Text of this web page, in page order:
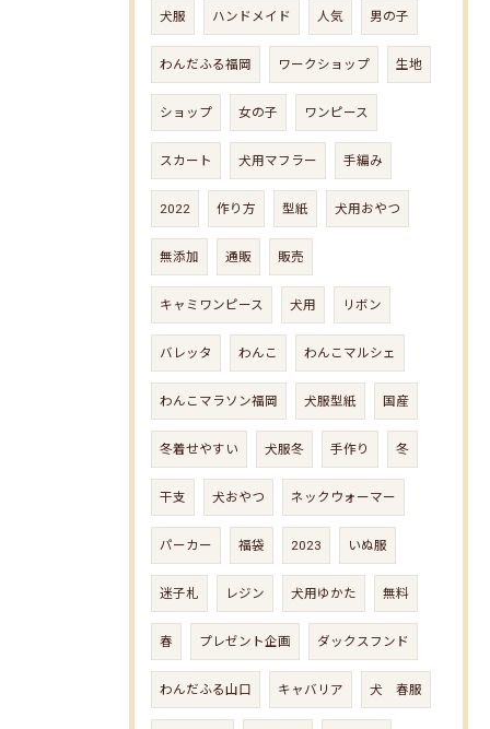
犬服 ハンドメイド 人気 男の子
わんだふる福岡 ワークショップ 生地
ショップ 女の子 ワンピース
スカート 犬用マフラー 手編み
2022 作り方 型紙 犬用おやつ
無添加 通販 販売
キャミワンピース 犬用 リボン
バレッタ わんこ わんこマルシェ
わんこマラソン福岡 犬服型紙 国産
冬着せやすい 犬服冬 手作り 冬
干支 犬おやつ ネックウォーマー
パーカー 福袋 2023 いぬ服
迷子札 レジン 犬用ゆかた 無料
春 プレゼント企画 ダックスフンド
わんだふる山口 キャバリア 犬 春服